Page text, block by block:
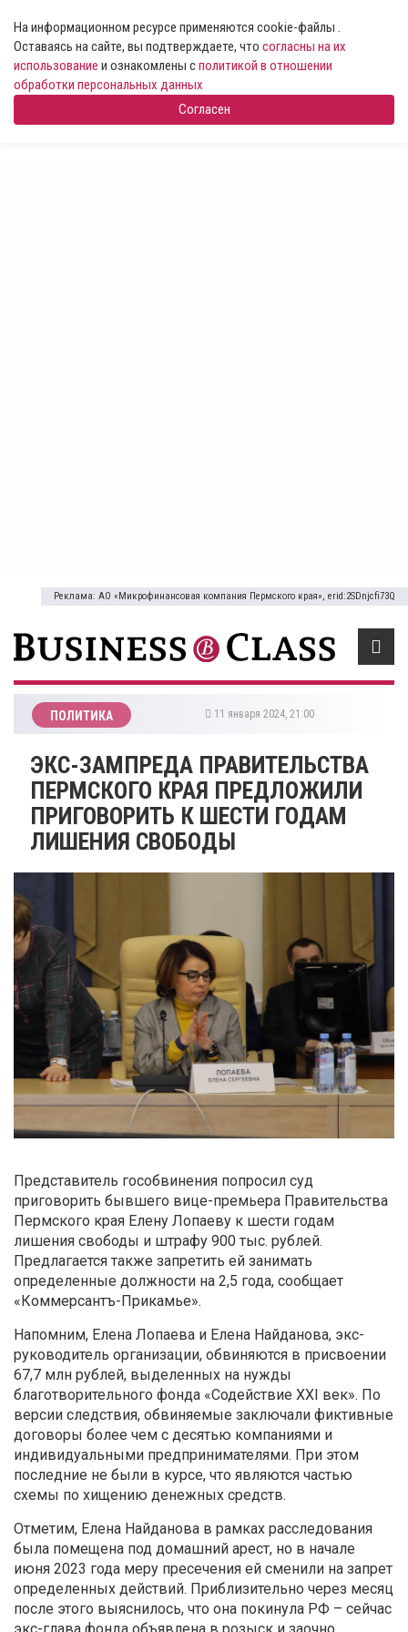
На информационном ресурсе применяются cookie-файлы .
Оставаясь на сайте, вы подтверждаете, что согласны на их
использование и ознакомлены сполитикой в отношении
обработки персональных данных
Согласен
Реклама: АО «Микрофинансовая компания Пермского края», erid:2SDnjcfi73Q
ПОЛИТИКА 11 января 2024, 21:00
​ЭКС-ЗАМПРЕДА ПРАВИТЕЛЬСТВА
ПЕРМСКОГО КРАЯ ПРЕДЛОЖИЛИ
ПРИГОВОРИТЬ К ШЕСТИ ГОДАМ
ЛИШЕНИЯ СВОБОДЫ
Представитель гособвинения попросил суд
приговорить бывшего вице-премьера Правительства
Пермского края Елену Лопаеву к шести годам
лишения свободы и штрафу 900 тыс. рублей.
Предлагается также запретить ей занимать
определенные должности на 2,5 года, сообщает
«Коммерсантъ-Прикамье».
Напомним, Елена Лопаева и Елена Найданова, экс-
руководитель организации, обвиняются в присвоении
67,7 млн рублей, выделенных на нужды
благотворительного фонда «Содействие XXI век». По
версии следствия, обвиняемые заключали фиктивные
договоры более чем с десятью компаниями и
индивидуальными предпринимателями. При этом
последние не были в курсе, что являются частью
схемы по хищению денежных средств.
Отметим, Елена Найданова в рамках расследования
была помещена под домашний арест, но в начале
июня 2023 года меру пресечения ей сменили на запрет
определенных действий. Приблизительно через месяц
после этого выяснилось, что она покинула РФ – сейчас